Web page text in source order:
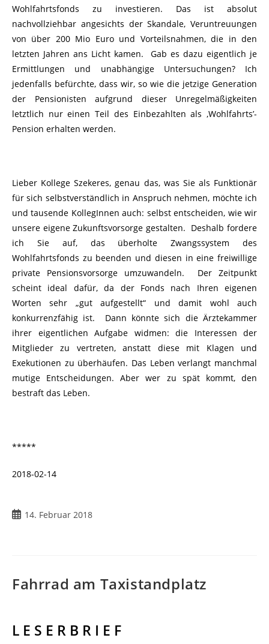
Wohlfahrtsfonds zu investieren. Das ist absolut
nachvollziehbar angesichts der Skandale, Veruntreuungen
von über 200 Mio Euro und Vorteilsnahmen, die in den
letzten Jahren ans Licht kamen. Gab es dazu eigentlich je
Ermittlungen und unabhängige Untersuchungen? Ich
jedenfalls befürchte, dass wir, so wie die jetzige Generation
der Pensionisten aufgrund dieser Unregelmäßigkeiten
letztlich nur einen Teil des Einbezahlten als ‚Wohlfahrts’-
Pension erhalten werden.
Lieber Kollege Szekeres, genau das, was Sie als Funktionär
für sich selbstverständlich in Anspruch nehmen, möchte ich
und tausende KollegInnen auch: selbst entscheiden, wie wir
unsere eigene Zukunftsvorsorge gestalten. Deshalb fordere
ich Sie auf, das überholte Zwangssystem des
Wohlfahrtsfonds zu beenden und diesen in eine freiwillige
private Pensionsvorsorge umzuwandeln. Der Zeitpunkt
scheint ideal dafür, da der Fonds nach Ihren eigenen
Worten sehr „gut aufgestellt“ und damit wohl auch
konkurrenzfähig ist. Dann könnte sich die Ärztekammer
ihrer eigentlichen Aufgabe widmen: die Interessen der
Mitglieder zu vertreten, anstatt diese mit Klagen und
Exekutionen zu überhäufen. Das Leben verlangt manchmal
mutige Entscheidungen. Aber wer zu spät kommt, den
bestraft das Leben.
*****
2018-02-14
14. Februar 2018
Fahrrad am Taxistandplatz
L E S E R B R I E F